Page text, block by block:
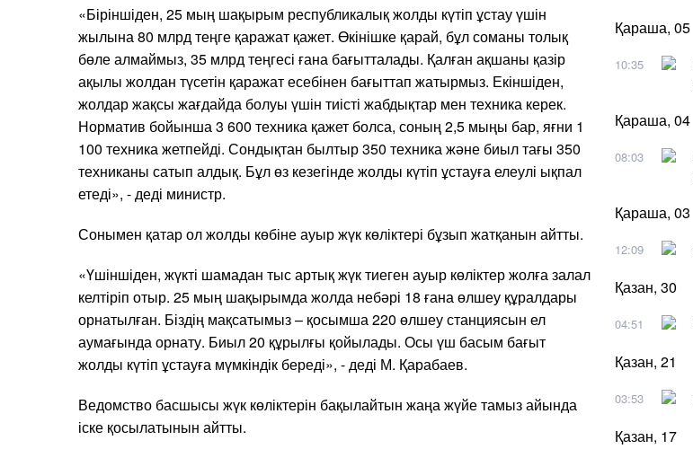
«Біріншіден, 25 мың шақырым республикалық жолды күтіп ұстау үшін
жылына 80 млрд теңге қаражат қажет. Өкінішке қарай, бұл соманы толық
бөле алмаймыз, 35 млрд теңгесі ғана бағытталады. Қалған ақшаны қазір
ақылы жолдан түсетін қаражат есебінен бағыттап жатырмыз. Екіншіден,
жолдар жақсы жағдайда болуы үшін тиісті жабдықтар мен техника керек.
Норматив бойынша 3 600 техника қажет болса, соның 2,5 мыңы бар, яғни 1
100 техника жетпейді. Сондықтан былтыр 350 техника және биыл тағы 350
техниканы сатып алдық. Бұл өз кезегінде жолды күтіп ұстауға елеулі ықпал
етеді», - деді министр.
Сонымен қатар ол жолды көбіне ауыр жүк көліктері бұзып жатқанын айтты.
«Үшіншіден, жүкті шамадан тыс артық жүк тиеген ауыр көліктер жолға залал
келтіріп отыр. 25 мың шақырымда жолда небәрі 18 ғана өлшеу құралдары
орнатылған. Біздің мақсатымыз – қосымша 220 өлшеу станциясын ел
аумағында орнату. Биыл 20 құрылғы қойылады. Осы үш басым бағыт
жолды күтіп ұстауға мүмкіндік береді», - деді М. Қарабаев.
Ведомство басшысы жүк көліктерін бақылайтын жаңа жүйе тамыз айында
іске қосылатынын айтты.
Қараша, 05
10:35
Қараша, 04
08:03
Қараша, 03
12:09
Қазан, 30
04:51
Қазан, 21
03:53
Қазан, 17